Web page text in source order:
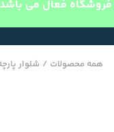
فروشگاه فعال می
همه محصولات / شلوار